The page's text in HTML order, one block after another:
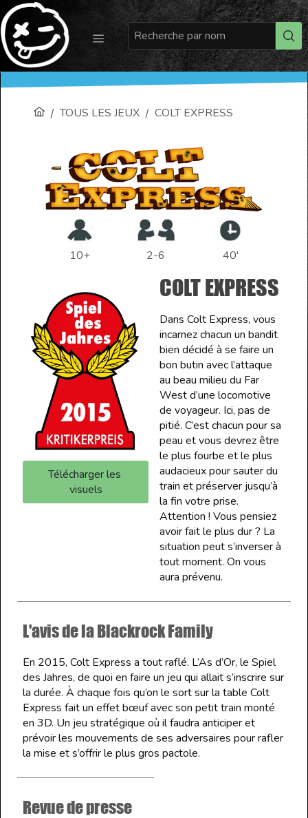
TOUS LES JEUX COLT EXPRESS
10+ 2-6 40'
Télécharger les
visuels
COLT EXPRESS
Dans Colt Express, vous
incarnez chacun un bandit
bien décidé à se faire un
bon butin avec l’attaque
au beau milieu du Far
West d’une locomotive
de voyageur. Ici, pas de
pitié. C’est chacun pour sa
peau et vous devrez être
le plus fourbe et le plus
audacieux pour sauter du
train et préserver jusqu’à
la fin votre prise.
Attention ! Vous pensiez
avoir fait le plus dur ? La
situation peut s’inverser à
tout moment. On vous
aura prévenu.
L'avis de la Blackrock Family
En 2015, Colt Express a tout raflé. L’As d’Or, le Spiel
des Jahres, de quoi en faire un jeu qui allait s’inscrire sur
la durée. À chaque fois qu’on le sort sur la table Colt
Express fait un effet bœuf avec son petit train monté
en 3D. Un jeu stratégique où il faudra anticiper et
prévoir les mouvements de ses adversaires pour rafler
la mise et s’offrir le plus gros pactole.
Revue de presse